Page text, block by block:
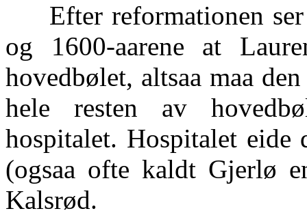
Efter reformationen ser
og 1600-aarene at
hovedbølet, altsaa maa
hele resten av
hospitalet. Hospitalet eide
(ogsaa ofte kaldt Gjerlø
Kalsrød.